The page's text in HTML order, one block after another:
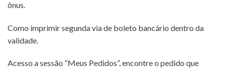
ônus.
Como imprimir segunda via de boleto bancário dentro da
validade.
Acesso a sessão “Meus Pedidos”, encontre o pedido que